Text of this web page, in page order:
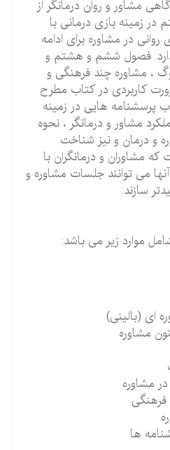
مشاور و روان درمانگر از
بازی درمانی با
در مشاوره برای ادامه
فصول ششم و هشتم و
مشاوره چند فرهنگی و
کاربردی در کتاب مطرح
هایی در زمینه
مشاور و درمانگر ، نحوه
و نیز شناخت
و درمانگران با
می توانند جلسات مشاوره و
سازند.
زیر می باشد:
(بالینی)
ها